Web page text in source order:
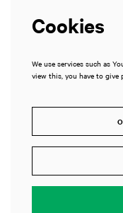
Cookies
We use services such as
view this, you have to give